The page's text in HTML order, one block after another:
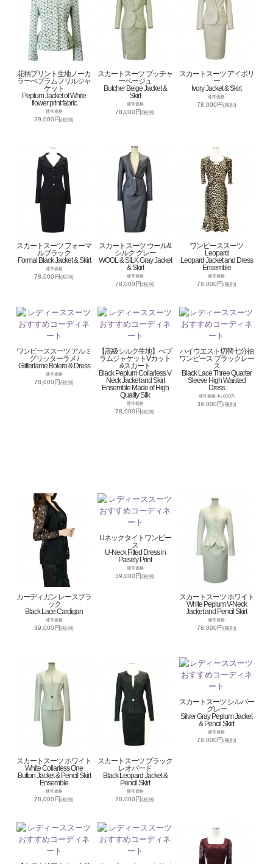
花柄プリント生地ノーカ
ラーぺプラムフリルジャ
ケット
Peplum Jacket of White
flower print fabric
通常価格
39,000円(税別)
スカートスーツ ブッチャ
ーベージュ
Butcher Beige Jacket &
Skirt
通常価格
78,000円(税別)
スカートスーツ アイボリ
ー
Ivory Jacket & Skirt
通常価格
78,000円 (税別)
スカートスーツ フォーマ
ルブラック
Formal Black Jacket & Skirt
通常価格
78,000円(税別)
スカートスーツ ウール&
シルク グレー
WOOL & SILK Gray Jacket
& Skirt
通常価格
78,000円(税別)
ワンピーススーツ
Leopard
Leopard Jacket and Dress
Ensemble
通常価格
78,000円 (税別)
ワンピーススーツ アルミ
グリッターラメ /
Glitterlame Bolero & Dress
通常価格
78,000円(税別)
【高級シルク生地】ぺプ
ラムジャケットVカット
&スカート
Black Peplum Collarless V
Neck Jacket and Skirt
Ensemble Made of High
Quality Silk
通常価格
78,000円(税別)
ハイウエスト切替七分袖
ワンピース ブラックレー
ス
Black Lace Three Quarter
Sleeve High Waisted
Dress
通常価格 45,000円
39,000円 (税別)
カーディガン レースブラ
ック
Black Lace Cardigan
通常価格
39,000円(税別)
Uネックタイトワンピー
ス
U-Neck Fitted Dress in
Paisely Print
通常価格
39,000円(税別)
スカートスーツ ホワイト
White Peplum V-Neck
Jacket and Pencil Skirt
通常価格
78,000円(税別)
スカートスーツ ホワイト
White Collarless One
Button Jacket & Pencil Skirt
Ensemble
通常価格
78,000円(税別)
スカートスーツ ブラック
レオパード
Black Leopard Jacket &
Pencil Skirt
通常価格
78,000円(税別)
スカートスーツ シルバー
グレー
Silver Gray Peplum Jacket
& Pencil Skirt
通常価格
78,000円 (税別)